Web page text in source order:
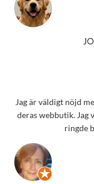
Jag är väldigt nöjd
deras webbutik. Jag
ringde